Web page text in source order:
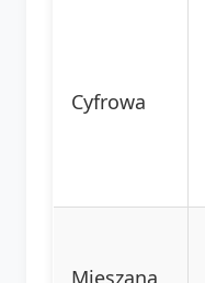
Cyfrowa
Mieszana